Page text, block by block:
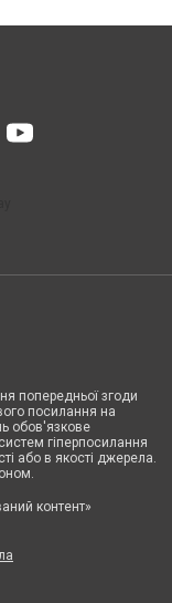
попередньої згоди
посилання на
обов'язкове
гіперпосилання
або в якості джерела.
контент»